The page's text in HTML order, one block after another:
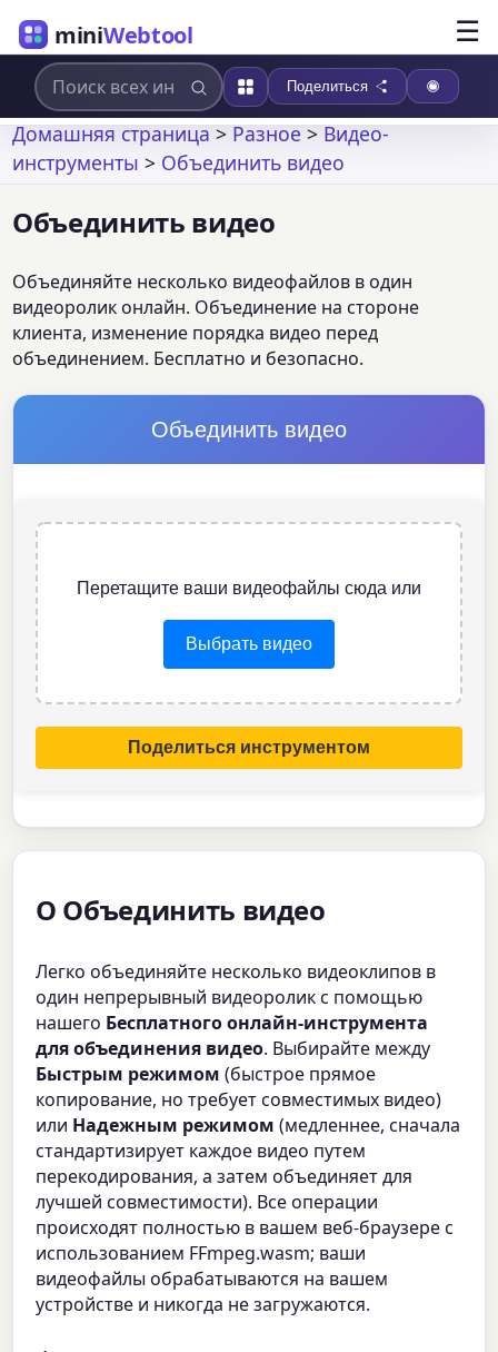
miniWebtool ☰
Поделиться
Домашняя страница>Разное>Видео-
инструменты > Объединить видео
Объединить видео
Объединяйте несколько видеофайлов в один
видеоролик онлайн. Объединение на стороне
клиента, изменение порядка видео перед
объединением. Бесплатно и безопасно.
Объединить видео
Перетащите ваши видеофайлы сюда или
Выбрать видео
Поделиться инструментом
О Объединить видео
Легко объединяйте несколько видеоклипов в
один непрерывный видеоролик с помощью
нашего Бесплатного онлайн-инструмента
для объединения видео. Выбирайте между
Быстрым режимом (быстрое прямое
копирование, но требует совместимых видео)
или Надежным режимом (медленнее, сначала
стандартизирует каждое видео путем
перекодирования, а затем объединяет для
лучшей совместимости). Все операции
происходят полностью в вашем веб-браузере с
использованием FFmpeg.wasm; ваши
видеофайлы обрабатываются на вашем
устройстве и никогда не загружаются.